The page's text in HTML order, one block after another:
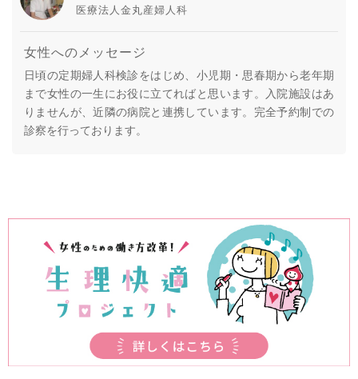
医療法人金丸産婦人科
女性へのメッセージ
日頃の定期婦人科検診をはじめ、小児期・思春期から老年期
まで女性の一生にお役に立てればと思います。入院施設はあ
りませんが、近隣の病院と連携しています。完全予約制での
診察を行っております。